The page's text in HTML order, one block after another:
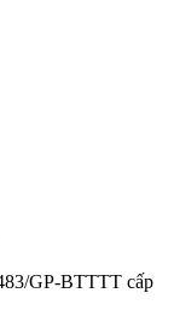
GP-BTTTT cấp